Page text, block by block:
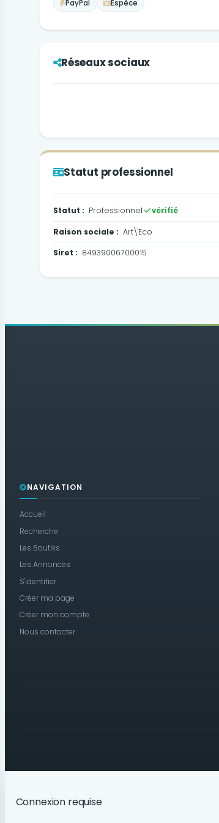
PayPal
Espèce
Réseaux sociaux
Statut professionnel
Statut : Professionnel vérifié
Raison sociale : Art\'Eco
Siret : 84939006700015
NAVIGATION
Accueil
Recherche
Les Boutiks
Les Annonces
S'identifier
Créer ma page
Créer mon compte
Nous contacter
Connexion requise